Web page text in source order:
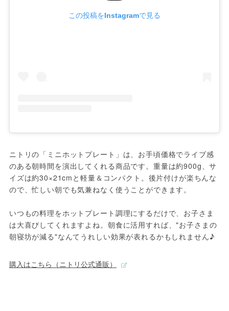
この投稿をInstagramで見る
ニトリの「ミニホットプレート」は、お手頃価格でライブ感
のある朝時間を演出してくれる商品です。重量は約900g、サ
イズは約30×21cmと軽量＆コンパクト。後片付けが楽ちんな
ので、忙しい朝でも気兼ねなく使うことができます。
いつもの料理をホットプレート調理にするだけで、お子さま
は大喜びしてくれますよね。朝食に活用すれば、"お子さまの
朝寝坊が減る"なんてうれしい効果が表れるかもしれません♪
購入はこちら（ニトリ公式通販）